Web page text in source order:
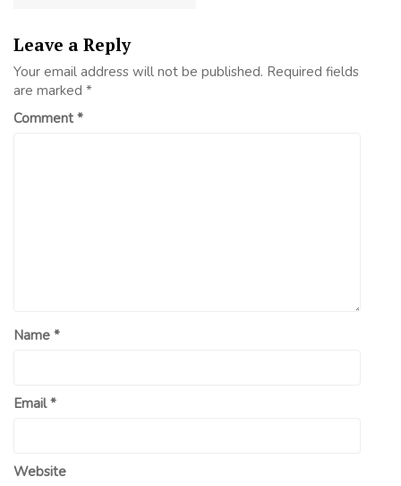
Leave a Reply
Your email address will not be published. Required fields
are marked *
Comment*
Name *
Email*
Website